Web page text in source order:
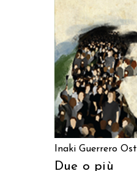
AGGIUNGI
Inaki Guerrero
Due o più